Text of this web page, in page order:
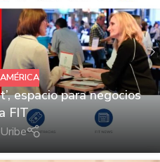
espacio para negocios
FIT